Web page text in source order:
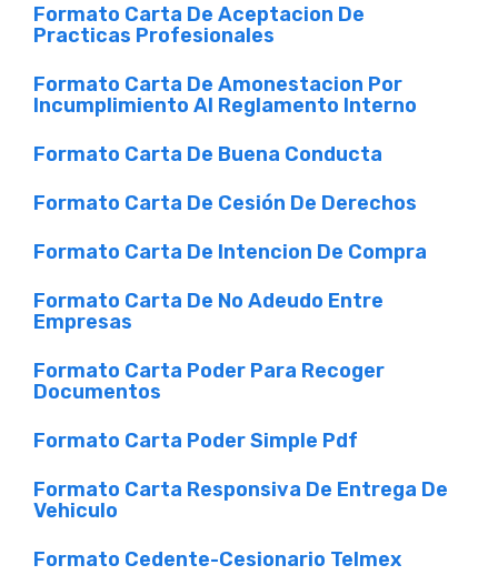
Formato Carta De Aceptacion De
Practicas Profesionales
Formato Carta De Amonestacion Por
Incumplimiento Al Reglamento Interno
Formato Carta De Buena Conducta
Formato Carta De Cesión De Derechos
Formato Carta De Intencion De Compra
Formato Carta De No Adeudo Entre
Empresas
Formato Carta Poder Para Recoger
Documentos
Formato Carta Poder Simple Pdf
Formato Carta Responsiva De Entrega De
Vehiculo
Formato Cedente-Cesionario Telmex